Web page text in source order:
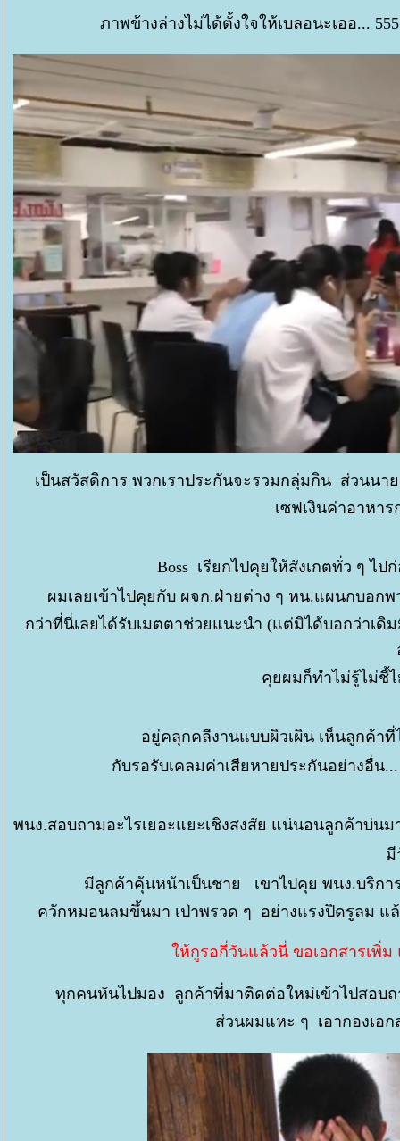
ภาพข้างล่างไม่ได้ตั้งใจให้เบลอนะเออ...
เป็นสวัสดิการ พวกเราประกันจะรวมกลุ่มกิน ส่วนน
เซฟเงินค่าอาหาร
Boss เรียกไปคุยให้สังเกตทั่ว ๆ ไ
ผมเลยเข้าไปคุยกับ ผจก.ฝ่ายต่าง ๆ หน.แผนกบอ
กว่าที่นี่เลยได้รับเมตตาช่วยแนะนำ (แต่มิได้บอกว่าเดิ
คุยผมก็ทำไม่รู้ไม่ชี้ไ
อยู่คลุกคลีงานแบบผิวเผิน เห็นลูกค้า
กับรอรับเคลมค่าเสียหายประกันอย่างอื่น
พนง.สอบถามอะไรเยอะแยะเชิงสงสัย แน่นอนลูกค้าบ่น
มี
มีลูกค้าคุ้นหน้าเป็นชาย เขาไปคุย พนง.บริก
ควักหมอนลมขึ้นมา เป่าพรวด ๆ อย่างแรงปิดรูลม
ห้กูรอกี่วันแล้วนี่ ขอเอกสารเพิ่
ทุกคนหันไปมอง ลูกค้าที่มาติดต่อใหม่เข้าไปสอบ
ส่วนผมแหะ ๆ เอากองเอ